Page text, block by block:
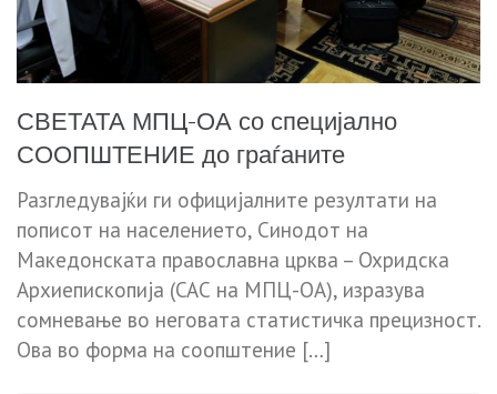
СВЕТАТА МПЦ-ОА со специјално
СООПШТЕНИЕ до граѓаните
Разгледувајќи ги официјaлните резултати на
пописот на населението, Синодот на
Македонската православна црква – Охридска
Архиепископија (САС на МПЦ-ОА), изразува
сомневање во неговата статистичка прецизност.
Ова во форма на соопштение […]